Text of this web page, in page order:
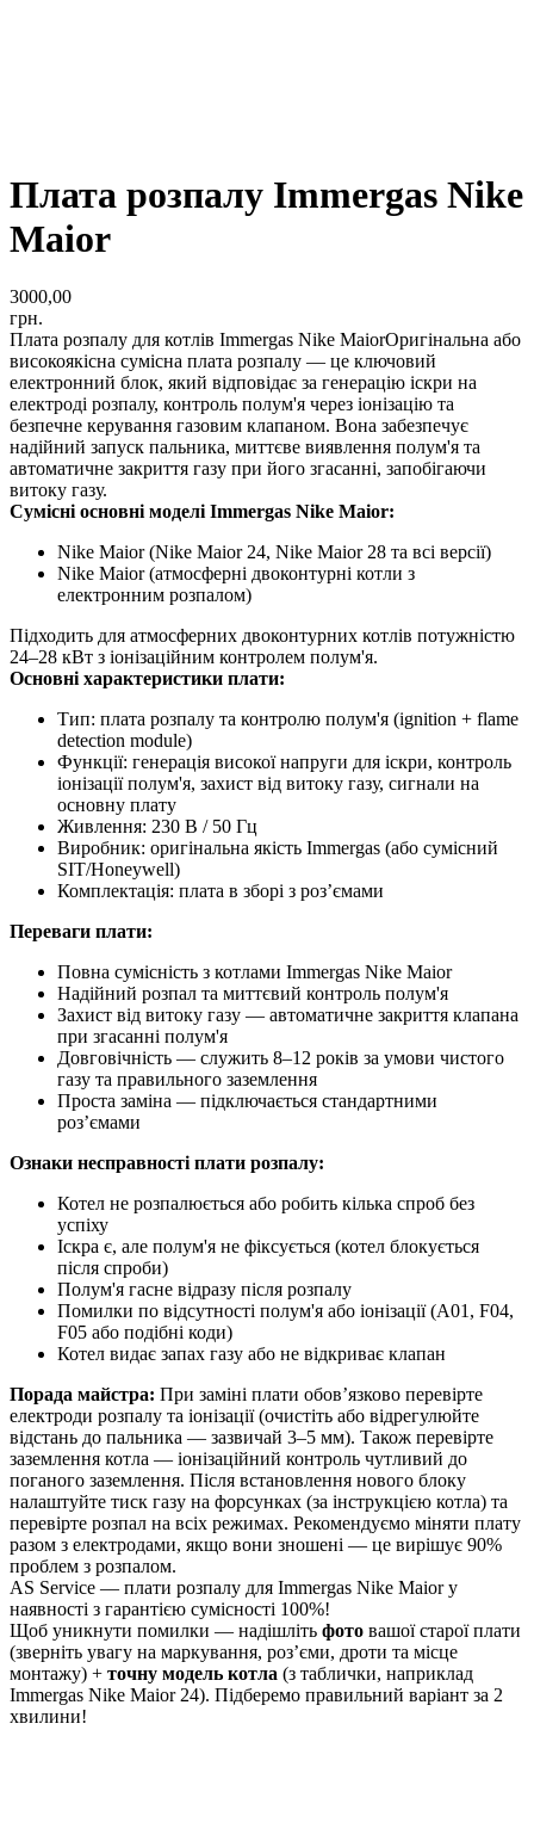
Плата розпалу Immergas Nike
Maior
3000,00
грн.
Плата розпалу для котлів Immergas Nike MaiorОригінальна або
високоякісна сумісна плата розпалу — це ключовий
електронний блок, який відповідає за генерацію іскри на
електроді розпалу, контроль полум'я через іонізацію та
безпечне керування газовим клапаном. Вона забезпечує
надійний запуск пальника, миттєве виявлення полум'я та
автоматичне закриття газу при його згасанні, запобігаючи
витоку газу.
Сумісні основні моделі Immergas Nike Maior:
Nike Maior (Nike Maior 24, Nike Maior 28 та всі версії)
Nike Maior (атмосферні двоконтурні котли з
електронним розпалом)
Підходить для атмосферних двоконтурних котлів потужністю
24–28 кВт з іонізаційним контролем полум'я.
Основні характеристики плати:
Тип: плата розпалу та контролю полум'я (ignition + flame
detection module)
Функції: генерація високої напруги для іскри, контроль
іонізації полум'я, захист від витоку газу, сигнали на
основну плату
Живлення: 230 В / 50 Гц
Виробник: оригінальна якість Immergas (або сумісний
SIT/Honeywell)
Комплектація: плата в зборі з роз’ємами
Переваги плати:
Повна сумісність з котлами Immergas Nike Maior
Надійний розпал та миттєвий контроль полум'я
Захист від витоку газу — автоматичне закриття клапана
при згасанні полум'я
Довговічність — служить 8–12 років за умови чистого
газу та правильного заземлення
Проста заміна — підключається стандартними
роз’ємами
Ознаки несправності плати розпалу:
Котел не розпалюється або робить кілька спроб без
успіху
Іскра є, але полум'я не фіксується (котел блокується
після спроби)
Полум'я гасне відразу після розпалу
Помилки по відсутності полум'я або іонізації (A01, F04,
F05 або подібні коди)
Котел видає запах газу або не відкриває клапан
Порада майстра: При заміні плати обов’язково перевірте
електроди розпалу та іонізації (очистіть або відрегулюйте
відстань до пальника — зазвичай 3–5 мм). Також перевірте
заземлення котла — іонізаційний контроль чутливий до
поганого заземлення. Після встановлення нового блоку
налаштуйте тиск газу на форсунках (за інструкцією котла) та
перевірте розпал на всіх режимах. Рекомендуємо міняти плату
разом з електродами, якщо вони зношені — це вирішує 90%
проблем з розпалом.
AS Service — плати розпалу для Immergas Nike Maior у
наявності з гарантією сумісності 100%!
Щоб уникнути помилки — надішліть фото вашої старої плати
(зверніть увагу на маркування, роз’єми, дроти та місце
монтажу) + точну модель котла (з таблички, наприклад
Immergas Nike Maior 24). Підберемо правильний варіант за 2
хвилини!